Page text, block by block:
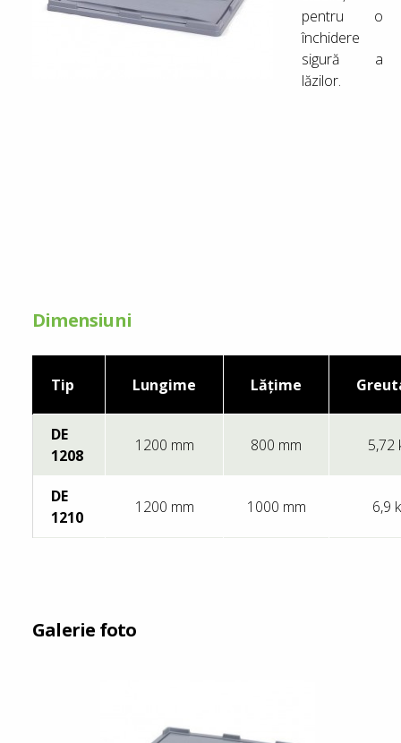
pentru o
închidere
sigură a
lăzilor.
Dimensiuni
Tip Lungime Lăţime
DE
1208
1200 mm 800 mm 5,72
DE
1210
1200 mm 1000 mm 6,9
Galerie foto